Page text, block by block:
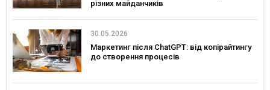
різних майданчиків
30.05.2026
Маркетинг після ChatGPT: від копірайтингу
до створення процесів